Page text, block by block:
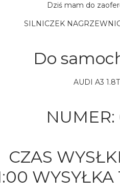
Dziś mam do
SILNICZEK
Do
AUDI A3 1.8T
NUMER:
CZAS